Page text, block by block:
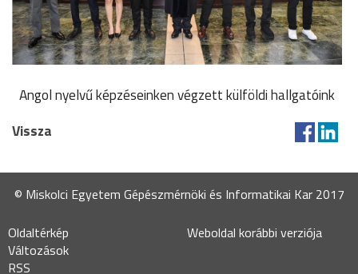
Angol nyelvű képzéseinken végzett külföldi hallgatóink
Vissza
© Miskolci Egyetem Gépészmérnöki és Informatikai Kar 2017
Oldaltérkép
Változások
RSS
Weboldal korábbi verziója